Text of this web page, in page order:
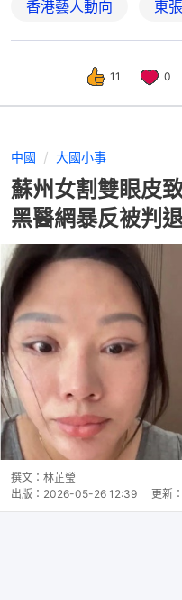
香港藝人動向 東
11 0
中國 大國小事
蘇州女割雙眼皮
黑醫網暴反被判
撰文： 林芷瑩
出版： 2026-05-26 12:39 更新：